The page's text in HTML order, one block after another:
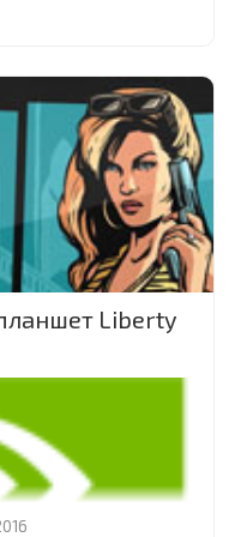
присылать вам
вы получите
обычно. А в
большой финал:
за все
Liberty